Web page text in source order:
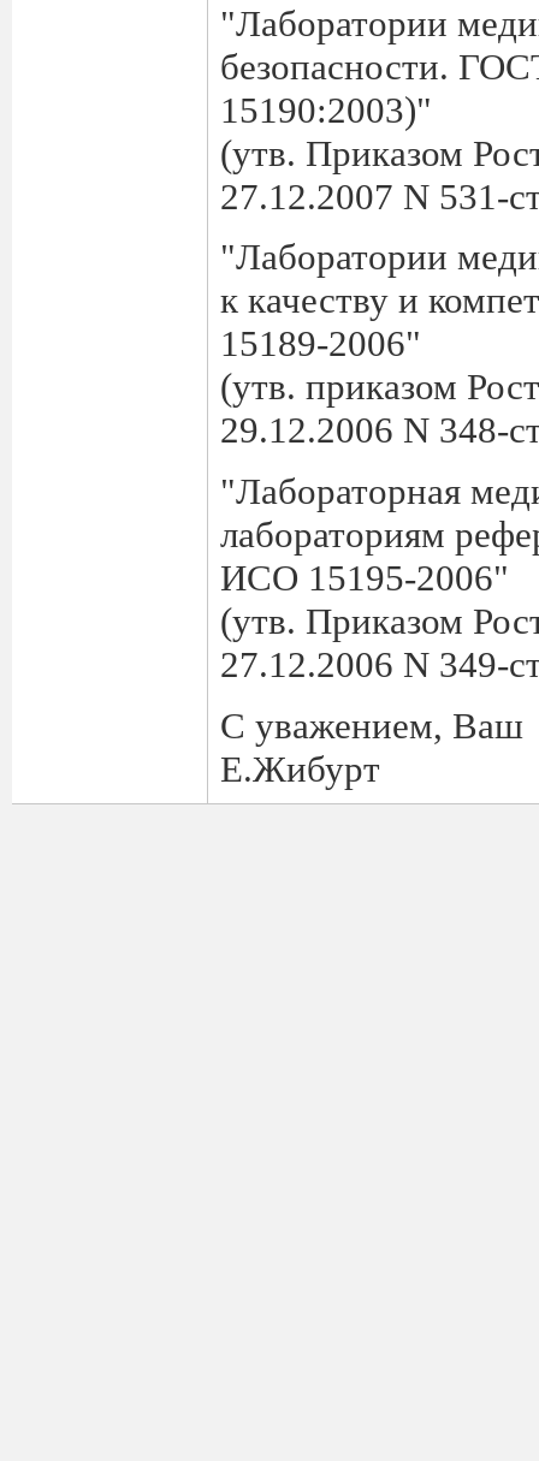
"Лаборатории
безопасности.
15190:2003)"
(утв. Приказом
27.12.2007 N 531-
"Лаборатории
к качеству и
15189-2006"
(утв. приказом
29.12.2006 N 348-
"Лабораторная
лабораториям
ИСО 15195-2006"
(утв. Приказом
27.12.2006 N 349-
С уважением, Ваш
Е.Жибурт